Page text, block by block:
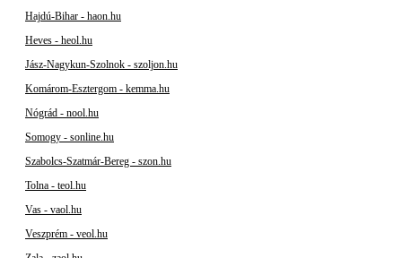
Hajdú-Bihar - haon.hu
Heves - heol.hu
Jász-Nagykun-Szolnok - szoljon.hu
Komárom-Esztergom - kemma.hu
Nógrád - nool.hu
Somogy - sonline.hu
Szabolcs-Szatmár-Bereg - szon.hu
Tolna - teol.hu
Vas - vaol.hu
Veszprém - veol.hu